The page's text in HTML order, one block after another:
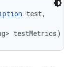
test,
testMetrics)